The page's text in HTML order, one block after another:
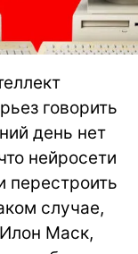
говорить
день нет
нейросети
перестроить
случае,
Маск,